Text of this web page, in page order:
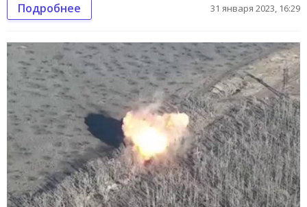
Подробнее 31 января 2023, 16:29